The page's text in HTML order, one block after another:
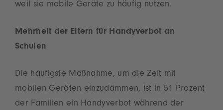
weil sie mobile Geräte zu häufig nutzen.
Mehrheit der Eltern für Handyverbot an
Schulen
Die häufigste Maßnahme, um die Zeit mit
mobilen Geräten einzudämmen, ist in 51 Prozent
der Familien ein Handyverbot während der